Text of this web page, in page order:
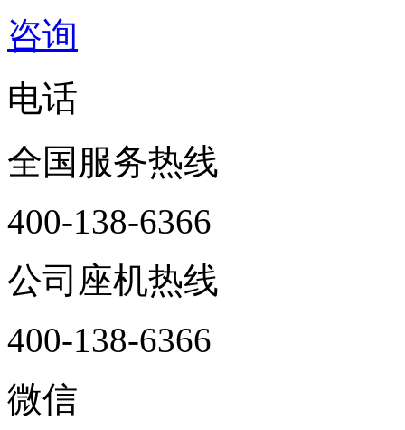
咨询
电话
全国服务热线
400-138-6366
公司座机热线
400-138-6366
微信